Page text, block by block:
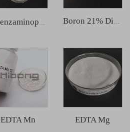
EDTA Mn EDTA Mg